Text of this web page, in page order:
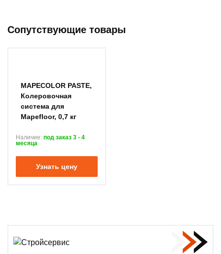
Сопутствующие товары
MAPECOLOR PASTE,
Колеровочная
система для
Mapefloor, 0,7 кг
Наличие: под заказ 3 - 4
месяца
Узнать цену